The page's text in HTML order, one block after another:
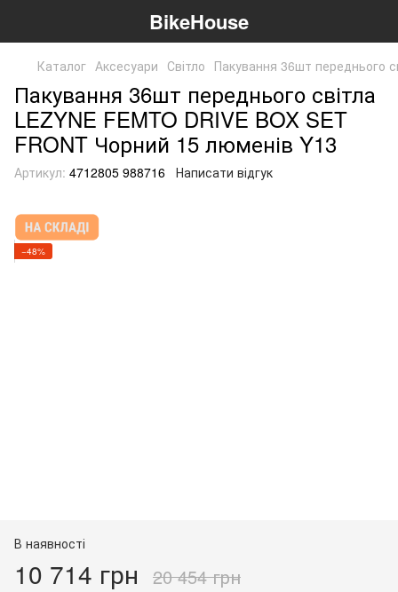
BikeHouse
Каталог Аксесуари Світло Пакування 36шт переднього
Пакування 36шт переднього світла
LEZYNE FEMTO DRIVE BOX SET
FRONT Чорний 15 люменів Y13
Артикул: 4712805 988716 Написати відгук
−48%
В наявності
10 714 грн 20 454 грн